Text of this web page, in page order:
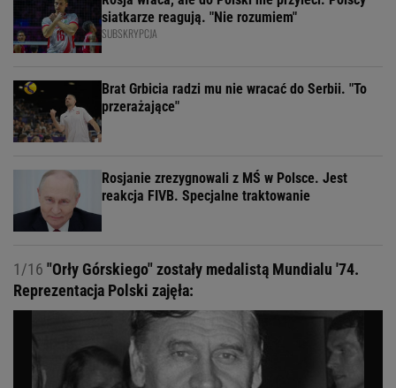
siatkarze reagują. "Nie rozumiem"
SUBSKRYPCJA
Brat Grbicia radzi mu nie wracać do Serbii. "To
przerażające"
Rosjanie zrezygnowali z MŚ w Polsce. Jest
reakcja FIVB. Specjalne traktowanie
1/16 "Orły Górskiego" zostały medalistą Mundialu '74.
Reprezentacja Polski zajęła: